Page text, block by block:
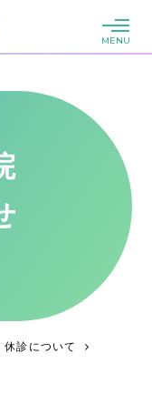
MENU
休診について